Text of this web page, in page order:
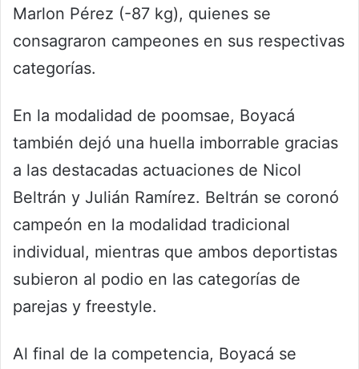
Marlon Pérez (-87 kg), quienes se
consagraron campeones en sus respectivas
categorías.
En la modalidad de poomsae, Boyacá
también dejó una huella imborrable gracias
a las destacadas actuaciones de Nicol
Beltrán y Julián Ramírez. Beltrán se coronó
campeón en la modalidad tradicional
individual, mientras que ambos deportistas
subieron al podio en las categorías de
parejas y freestyle.
Al final de la competencia, Boyacá se